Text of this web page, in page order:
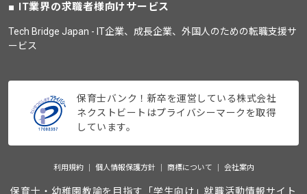
IT業界の求職者様向けサービス
Tech Bridge Japan - IT企業、成長企業、外国人のための転職支援サ
ービス
保育士バンク！新卒を運営している株式会社
ネクストビートはプライバシーマークを取得
しています。
利用規約 個人情報保護方針 商標について 会社案内
保育士・幼稚園教諭を目指す「学生向け」就職活動情報サイト